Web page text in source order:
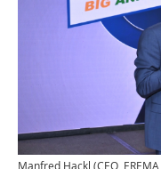
Manfred Hackl (CEO,